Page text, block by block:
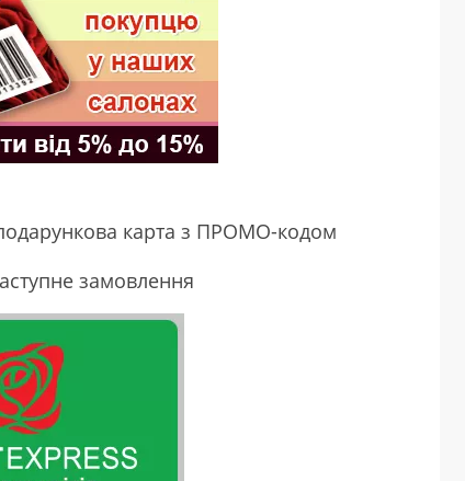
карта з ПРОМО-кодом
замовлення